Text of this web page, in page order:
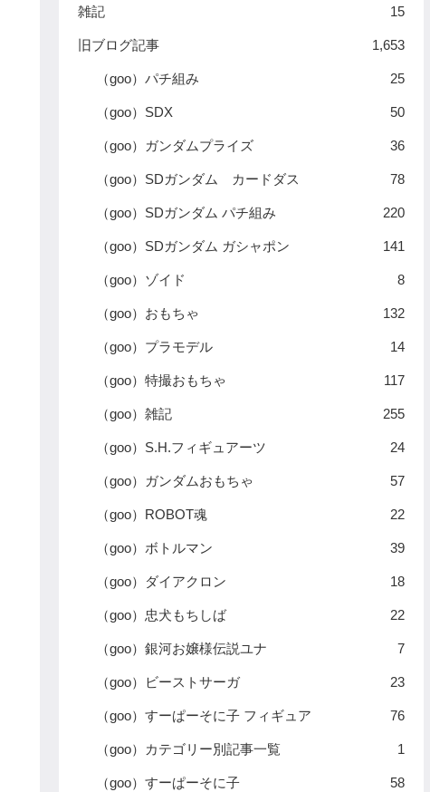
雑記 15
旧ブログ記事 1,653
（goo）パチ組み 25
（goo）SDX 50
（goo）ガンダムプライズ 36
（goo）SDガンダム カードダス 78
（goo）SDガンダム パチ組み 220
（goo）SDガンダム ガシャポン 141
（goo）ゾイド 8
（goo）おもちゃ 132
（goo）プラモデル 14
（goo）特撮おもちゃ 117
（goo）雑記 255
（goo）S.H.フィギュアーツ 24
（goo）ガンダムおもちゃ 57
（goo）ROBOT魂 22
（goo）ボトルマン 39
（goo）ダイアクロン 18
（goo）忠犬もちしば 22
（goo）銀河お嬢様伝説ユナ 7
（goo）ビーストサーガ 23
（goo）すーぱーそに子 フィギュア 76
（goo）カテゴリー別記事一覧 1
（goo）すーぱーそに子 58